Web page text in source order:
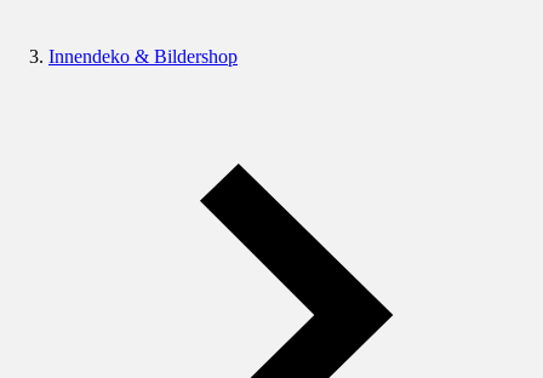
Innendeko & Bildershop